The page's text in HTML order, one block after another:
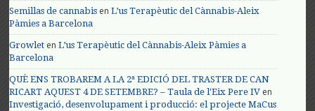
Semillas de cannabis enL’us Terapèutic del Cànnabis-Aleix
Pàmies a Barcelona
Growlet enL’us Terapèutic del Cànnabis-Aleix Pàmies a
Barcelona
QUÈ ENS TROBAREM A LA 2ª EDICIÓ DEL TRASTER DE CAN
RICART AQUEST 4 DE SETEMBRE? – Taula de l'Eix Pere IV en
Investigació, desenvolupament i producció: el projecte MaCus